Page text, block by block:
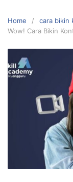
Home
cara bikin
Wow! Cara Bikin